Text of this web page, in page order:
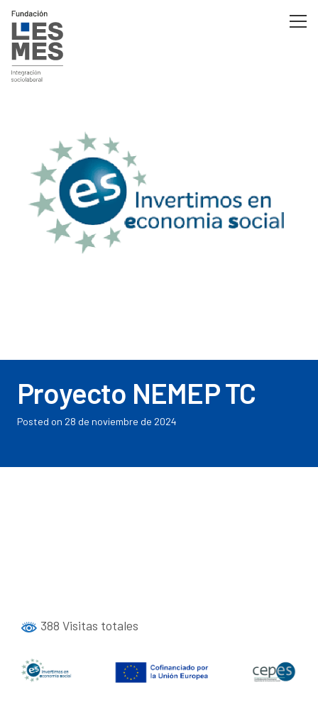
Proyecto NEMEP TC
Posted on 28 de noviembre de 2024
388 Visitas totales